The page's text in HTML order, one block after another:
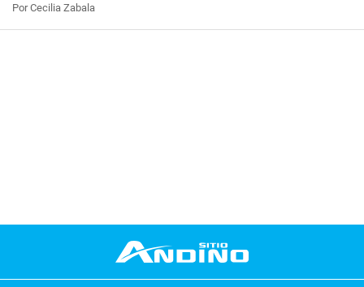
Por Cecilia Zabala